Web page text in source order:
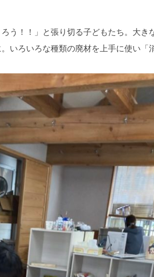
う！！」と張り切る子どもたち。大き
いろいろな種類の廃材を上手に使い「